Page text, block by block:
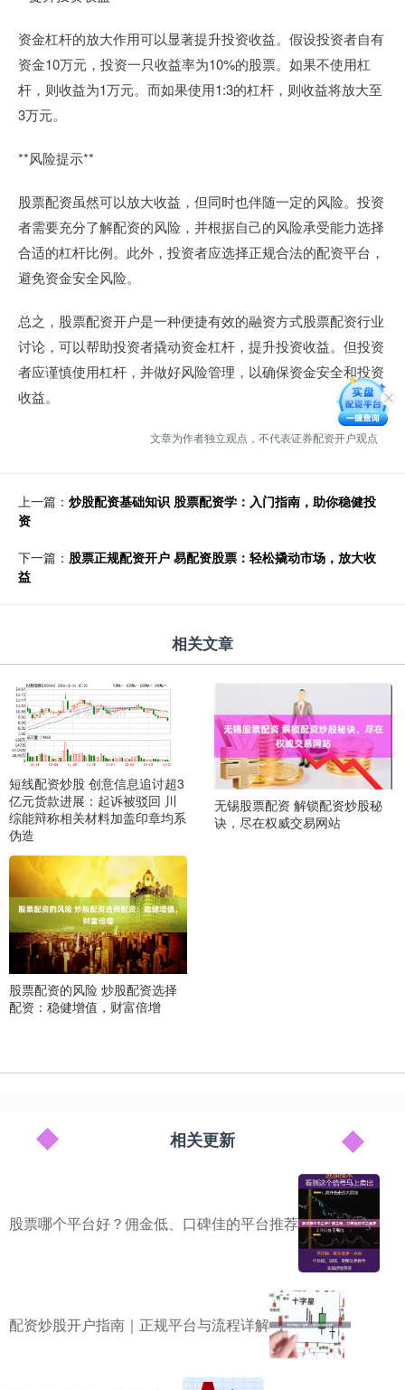
资金杠杆的放大作用可以显著提升投资收益。假设投资者自有
资金10万元，投资一只收益率为10%的股票。如果不使用杠
杆，则收益为1万元。而如果使用1:3的杠杆，则收益将放大至
3万元。
**风险提示**
股票配资虽然可以放大收益，但同时也伴随一定的风险。投资
者需要充分了解配资的风险，并根据自己的风险承受能力选择
合适的杠杆比例。此外，投资者应选择正规合法的配资平台，
避免资金安全风险。
总之，股票配资开户是一种便捷有效的融资方式股票配资行业
讨论，可以帮助投资者撬动资金杠杆，提升投资收益。但投资
者应谨慎使用杠杆，并做好风险管理，以确保资金安全和投资
收益。
文章为作者独立观点，不代表证券配资开户观点
上一篇： 炒股配资基础知识 股票配资学：入门指南，助你稳健投
资
下一篇： 股票正规配资开户 易配资股票：轻松撬动市场，放大收
益
相关文章
短线配资炒股 创意信息追讨超3
亿元货款进展：起诉被驳回 川
综能辩称相关材料加盖印章均系
伪造
无锡股票配资 解锁配资炒股秘
诀，尽在权威交易网站
股票配资的风险 炒股配资选择
配资：稳健增值，财富倍增
相关更新
股票哪个平台好？佣金低、口碑佳的平台推荐
配资炒股开户指南｜正规平台与流程详解